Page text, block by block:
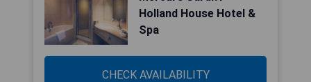
Holland House Hotel &
Spa
CHECK AVAILABILITY